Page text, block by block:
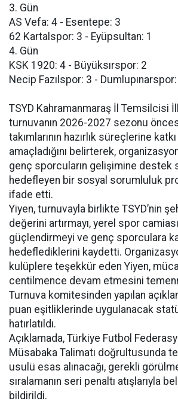
3. Gün
AS Vefa: 4 - Esentepe: 3
62 Kartalspor: 3 - Eyüpsultan: 1
4. Gün
KSK 1920: 4 - Büyüksırspor: 2
Necip Fazılspor: 3 - Dumlupınarspor:
TSYD Kahramanmaraş İl Temsilcisi
turnuvanın 2026-2027 sezonu
takımlarının hazırlık süreçlerine
amaçladığını belirterek,
genç sporcuların gelişimine destek
hedefleyen bir sosyal sorumluluk
ifade etti.
Yiyen, turnuvayla birlikte TSYD’nin
değerini artırmayı, yerel spor
güçlendirmeyi ve genç sporculara
hedeflediklerini kaydetti.
kulüplere teşekkür eden Yiyen,
centilmence devam etmesini
Turnuva komitesinden yapılan
puan eşitliklerinde uygulanacak
hatırlatıldı.
Açıklamada, Türkiye Futbol
Müsabaka Talimatı doğrultusunda
usulü esas alınacağı, gerekli
sıralamanın seri penaltı atışlarıyla
bildirildi.